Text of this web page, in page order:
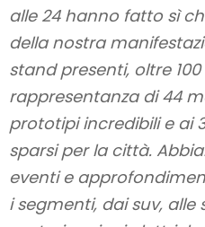
alle 24 hanno fatto sì
della nostra
stand presenti, oltre
rappresentanza di 44
prototipi incredibili e ai
sparsi per la città.
eventi e
i segmenti, dai suv,